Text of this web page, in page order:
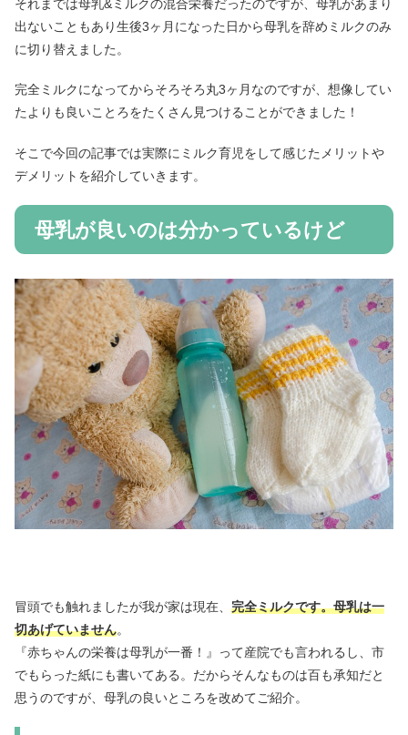
それまでは母乳&ミルクの混合栄養だったのですが、母乳があまり
出ないこともあり生後3ヶ月になった日から母乳を辞めミルクのみ
に切り替えました。
完全ミルクになってからそろそろ丸3ヶ月なのですが、想像してい
たよりも良いことろをたくさん見つけることができました！
そこで今回の記事では実際にミルク育児をして感じたメリットや
デメリットを紹介していきます。
母乳が良いのは分かっているけど
冒頭でも触れましたが我が家は現在、 完全ミルクです。母乳は一
切あげていません。
『赤ちゃんの栄養は母乳が一番！』って産院でも言われるし、市
でもらった紙にも書いてある。だからそんなものは百も承知だと
思うのですが、母乳の良いところを改めてご紹介。